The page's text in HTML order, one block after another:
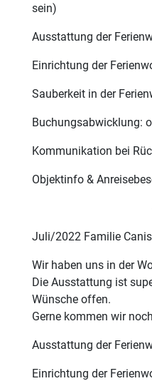
sein)
Ausstattung der
Einrichtung der
Sauberkeit in der
Buchungsabwicklung:
Kommunikation bei
Objektinfo &
Juli/2022 Familie
Wir haben uns in der
Die Ausstattung ist
Wünsche offen.
Gerne kommen wir
Ausstattung der
Einrichtung der